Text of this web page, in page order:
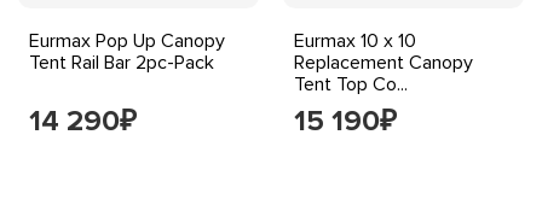
Eurmax Pop Up Canopy
Tent Rail Bar 2pc-Pack
14 290₽
Eurmax 10 x 10
Replacement Canopy
Tent Top Co...
15 190₽